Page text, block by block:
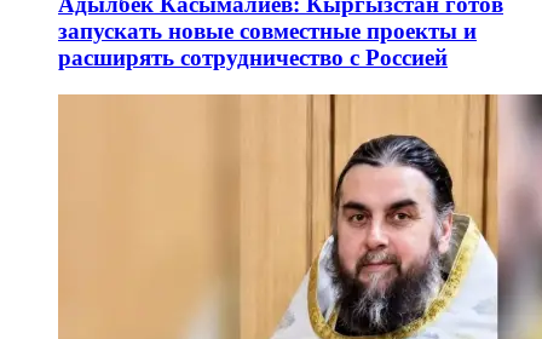
запускать новые совместные проекты и
расширять сотрудничество с Россией